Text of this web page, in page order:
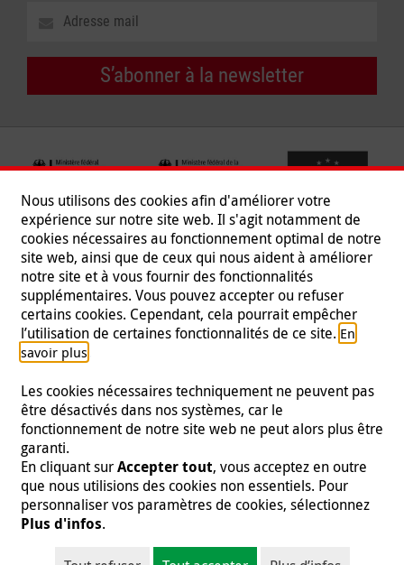
S’abonner à la newsletter
Suivez-nous
Mentions légales | Protection des données | Presse |
Contact | Emploi
© 2026 Malteser International
Malteser International est une entité de Malteser Hilfsdienst e.V., une
organisation à but non lucratif enregistrée et est donc exonérée d'impôts
Nous utilisons des cookies afin d'améliorer votre
expérience sur notre site web. Il s'agit notamment de
cookies nécessaires au fonctionnement optimal de notre
site web, ainsi que de ceux qui nous aident à améliorer
notre site et à vous fournir des fonctionnalités
supplémentaires. Vous pouvez accepter ou refuser
certains cookies. Cependant, cela pourrait empêcher
l’utilisation de certaines fonctionnalités de ce site. En
savoir plus.
Les cookies nécessaires techniquement ne peuvent pas
être désactivés dans nos systèmes, car le
fonctionnement de notre site web ne peut alors plus être
garanti.
En cliquant surAccepter tout, vous acceptez en outre
que nous utilisions des cookies non essentiels. Pour
personnaliser vos paramètres de cookies, sélectionnez
Plus d'infos.